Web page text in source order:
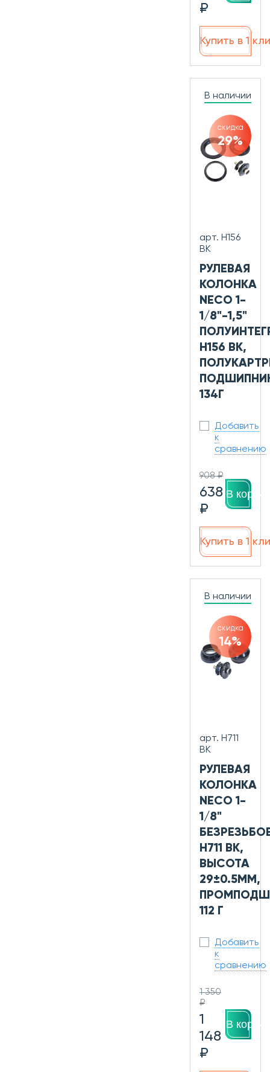
₽
Купить в 1
В наличии
скидка
29%
арт. H156
BK
РУЛЕВАЯ
КОЛОНКА
NECO 1-
1/8"-1,5"
H156 BK,
134Г
Добавить
к
сравнению
908 ₽
638
₽
В
Купить в 1
В наличии
скидка
14%
арт. H711
BK
РУЛЕВАЯ
КОЛОНКА
NECO 1-
1/8"
H711 BK,
ВЫСОТА
29±0.5ММ,
112 Г
Добавить
к
сравнению
1 350
₽
1
148
₽
В